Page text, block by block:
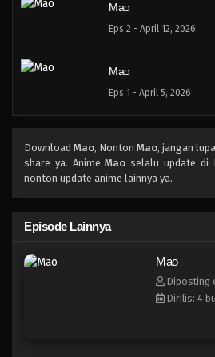
Mao
Eps 2 - April 12, 2026
Mao
Eps 1 - April 5, 2026
Download Mao, Nonton Mao, jangan
share ya. AnimeMao selalu update di
nonton update anime lainnya ya.
Episode Lainnya
Mao
Diposting
Dirilis: 4